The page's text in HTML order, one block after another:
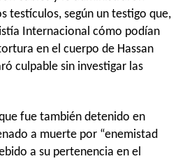
testículos, según un testigo que,
Internacional cómo podían
en el cuerpo de Hassan
culpable sin investigar las
fue también detenido en
a muerte por “enemistad
a su pertenencia en el